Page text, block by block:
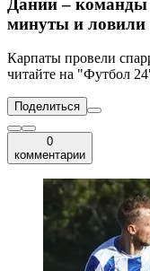
минуты и ловили
Карпаты провели
читайте на "Футбол
Поделиться
0
комментарии